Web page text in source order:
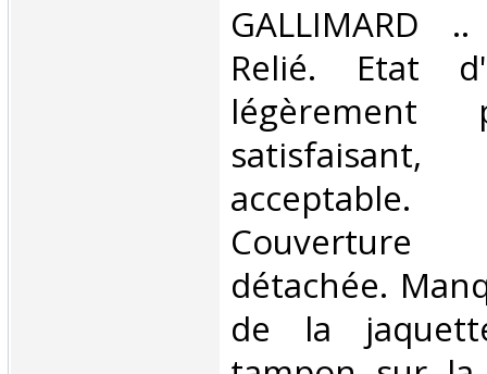
‎GALLIMARD
Relié. Etat
légèrement
Couverture
détachée.
de la